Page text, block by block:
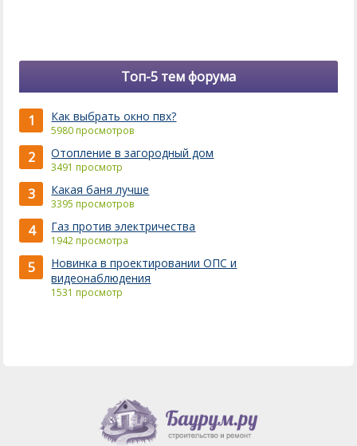
Топ-5 тем форума
1 Как выбрать окно пвх?
5980 просмотров
2 Отопление в загородный дом
3491 просмотр
3 Какая баня лучше
3395 просмотров
4 Газ против электричества
1942 просмотра
5
Новинка в проектировании ОПС и
видеонаблюдения
1531 просмотр